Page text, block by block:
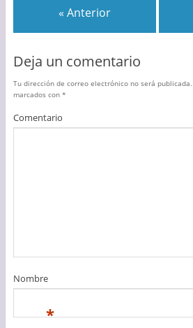
« Anterior
Deja un comentario
Tu dirección de correo electrónico no será publicada.
marcados con *
Comentario
Nombre
*